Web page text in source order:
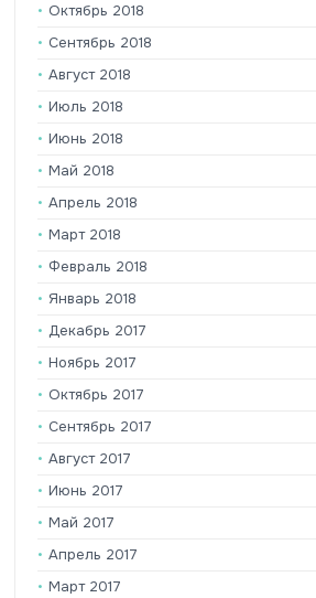
Октябрь 2018
Сентябрь 2018
Август 2018
Июль 2018
Июнь 2018
Май 2018
Апрель 2018
Март 2018
Февраль 2018
Январь 2018
Декабрь 2017
Ноябрь 2017
Октябрь 2017
Сентябрь 2017
Август 2017
Июнь 2017
Май 2017
Апрель 2017
Март 2017